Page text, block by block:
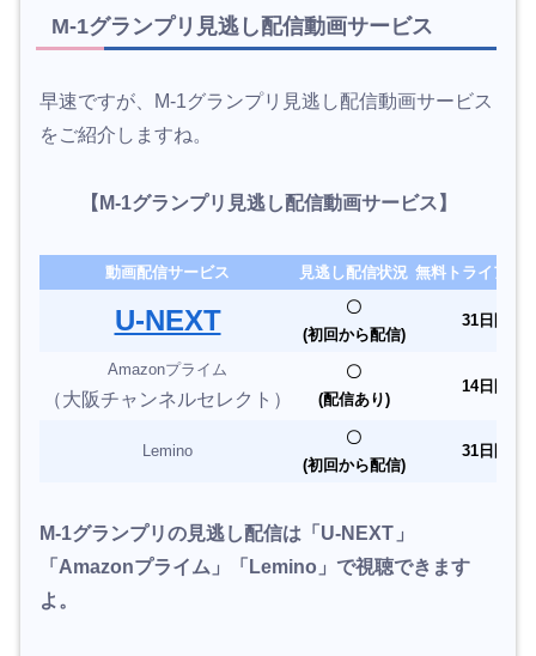
M-1グランプリ見逃し配信動画サービス
早速ですが、M-1グランプリ見逃し配信動画サービス
をご紹介しますね。
【M-1グランプリ見逃し配信動画サービス】
動画配信サービス 見逃し配信状況 無料トライアル
U-NEXT
〇
(初回から配信)
31日間
Amazonプライム
（大阪チャンネルセレクト）
〇
(配信あり)
14日間
Lemino
〇
(初回から配信)
31日間
M-1グランプリの見逃し配信は「U-NEXT 」
「Amazonプライム」「Lemino」で視聴できます
よ。